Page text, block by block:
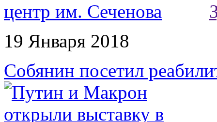
19 Января 2018
Собянин посетил